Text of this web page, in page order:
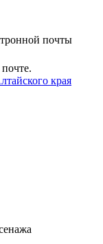
почты
края